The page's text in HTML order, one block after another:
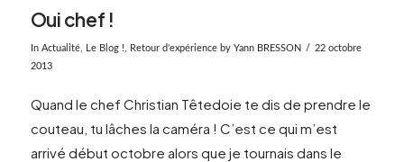
Oui chef !
In Actualité, Le Blog !, Retour d'expérienceby Yann BRESSON
22 octobre
2013
Quand le chef Christian Têtedoie te dis de prendre le
couteau, tu lâches la caméra ! C’est ce qui m’est
arrivé début octobre alors que je tournais dans le